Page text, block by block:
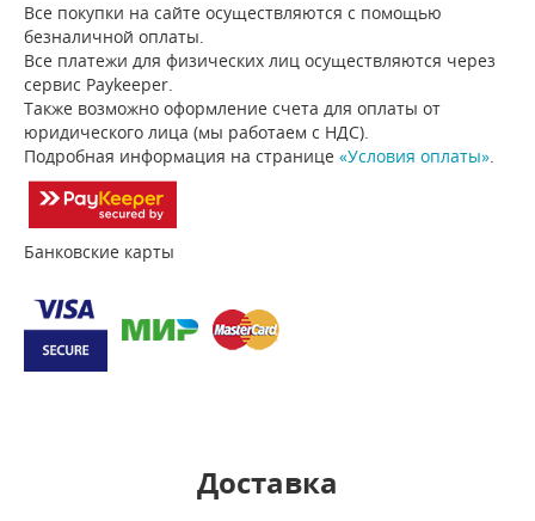
Все покупки на сайте осуществляются с помощью
безналичной оплаты.
Все платежи для физических лиц осуществляются через
сервис Paykeeper.
Также возможно оформление счета для оплаты от
юридического лица (мы работаем с НДС).
Подробная информация на странице «Условия оплаты».
Банковские карты
Доставка